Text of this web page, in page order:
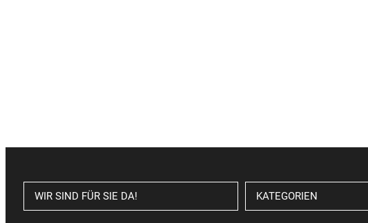
WIR SIND FÜR SIE DA! KATEGORIEN